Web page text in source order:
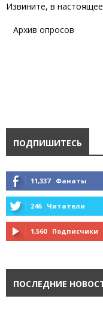
Извините, в
Архив опросов
ПОДПИШИТЕСЬ
11,337 Фанаты
246 Читатели
1,560 Подписчики
ПОСЛЕДНИЕ